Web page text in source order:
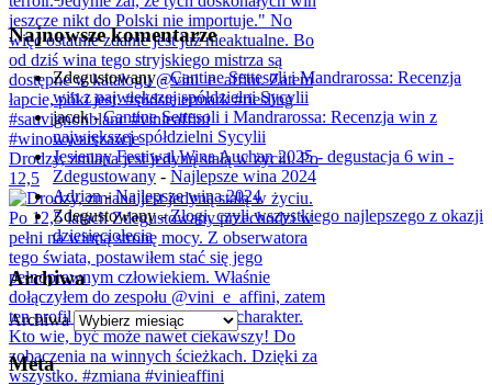
Drodzy, zmiana jest jedyną stałą w życiu. Po
12,5
Najnowsze komentarze
Zdegustowany-Cantine Settesoli i Mandrarossa: Recenzja
win z największej spółdzielni Sycylii
jacek-Cantine Settesoli i Mandrarossa: Recenzja win z
największej spółdzielni Sycylii
Jesienny Festiwal Wina Auchan 2025 - degustacja 6 win -
Zdegustowany - Najlepsze wina 2024
Adrian-Najlepsze wina 2024
Zdegustowany-Złogi, czyli wszystkiego najlepszego z okazji
dziesięciolecia
Archiwa
Archiwa
Meta